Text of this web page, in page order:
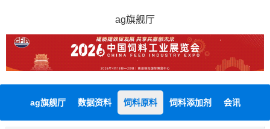
ag旗舰厅
ag旗舰厅 数据资料 饲料原料 饲料添加剂 会讯